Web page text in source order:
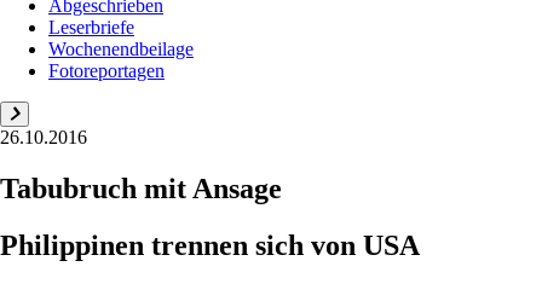
Abgeschrieben
Leserbriefe
Wochenendbeilage
Fotoreportagen
26.10.2016
Tabubruch mit Ansage
Philippinen trennen sich von USA